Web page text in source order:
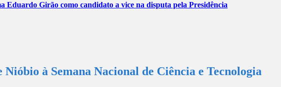
Eduardo Girão como candidato a vice na disputa pela Presidência
à Semana Nacional de Ciência e Tecnologia